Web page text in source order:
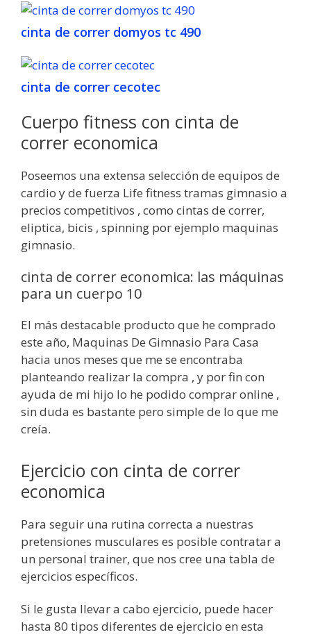
cinta de correr domyos tc 490
cinta de correr cecotec
Cuerpo fitness con cinta de
correr economica
Poseemos una extensa selección de equipos de
cardio y de fuerza Life fitness tramas gimnasio a
precios competitivos , como cintas de correr,
eliptica, bicis , spinning por ejemplo maquinas
gimnasio.
cinta de correr economica: las máquinas
para un cuerpo 10
El más destacable producto que he comprado
este año, Maquinas De Gimnasio Para Casa
hacia unos meses que me se encontraba
planteando realizar la compra , y por fin con
ayuda de mi hijo lo he podido comprar online ,
sin duda es bastante pero simple de lo que me
creía.
Ejercicio con cinta de correr
economica
Para seguir una rutina correcta a nuestras
pretensiones musculares es posible contratar a
un personal trainer, que nos cree una tabla de
ejercicios específicos.
Si le gusta llevar a cabo ejercicio, puede hacer
hasta 80 tipos diferentes de ejercicio en esta